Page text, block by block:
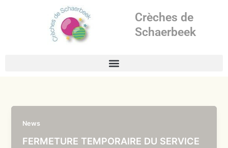
Crèches de
Schaerbeek
News
FERMETURE TEMPORAIRE DU SERVICE